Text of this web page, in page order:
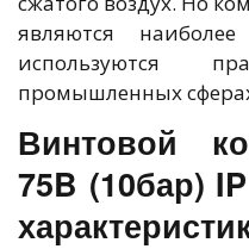
являются
используются
промышленных
Винтовой
75B (10бар)